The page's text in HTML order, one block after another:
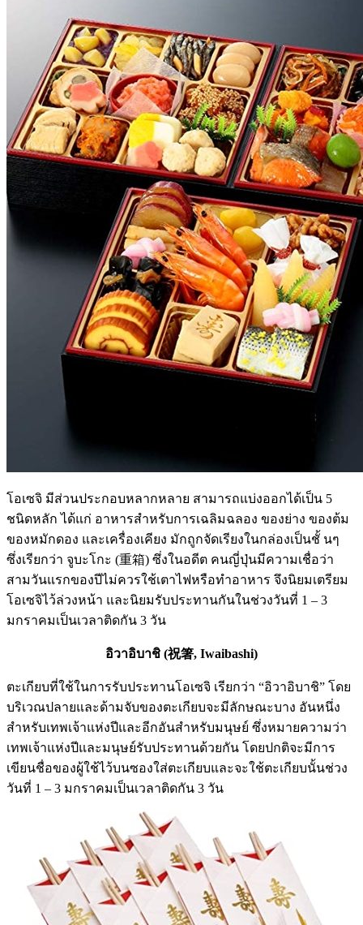
โอเซจิ มีส่วนประกอบหลากหลาย สามารถแบ่งออกได้เป็น 5
ชนิดหลัก ได้แก่ อาหารสำหรับการเฉลิมฉลอง ของย่าง ของต้ม
ของหมักดอง และเครื่องเคียง มักถูกจัดเรียงในกล่องเป็นชั้ นๆ
ซึ่งเรียกว่า จูบะโกะ (重箱) ซึ่งในอดีต คนญี่ปุ่นมีความเชื่อว่า
สามวันแรกของปีไม่ควรใช้เตาไฟหรือทำอาหาร จึงนิยมเตรียม
โอเซจิไว้ล่วงหน้า และนิยมรับประทานกันในช่วงวันที่ 1 – 3
มกราคมเป็นเวลาติดกัน 3 วัน
อิวาอิบาชิ (祝箸, Iwaibashi)
ตะเกียบที่ใช้ในการรับประทานโอเซจิ เรียกว่า “อิวาอิบาชิ” โดย
บริเวณปลายและด้ามจับของตะเกียบจะมีลักษณะบาง อันหนึ่ง
สำหรับเทพเจ้าแห่งปีและอีกอันสำหรับมนุษย์ ซึ่งหมายความว่า
เทพเจ้าแห่งปีและมนุษย์รับประทานด้วยกัน โดยปกติจะมีการ
เขียนชื่อของผู้ใช้ไว้บนซองใส่ตะเกียบและจะใช้ตะเกียบนั้นช่วง
วันที่ 1 – 3 มกราคมเป็นเวลาติดกัน 3 วัน